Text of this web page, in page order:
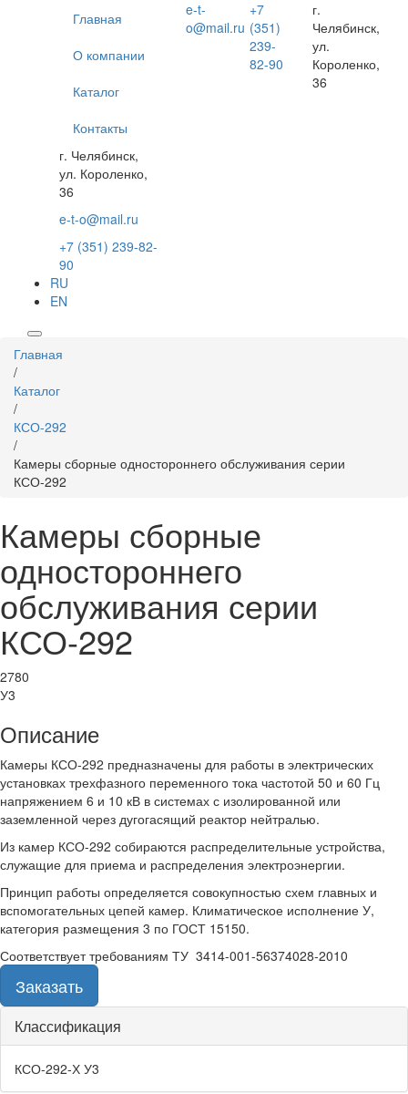
содержанию
Главная
О компании
Каталог
Контакты
г. Челябинск,
ул. Короленко,
36
e-t-o@mail.ru
+7 (351) 239-82-
90
e-t-
o@mail.ru
+7
(351)
239-
82-90
г.
Челябинск,
ул.
Короленко,
36
RU
EN
Вы
здесь
Главная
/
Каталог
/
КСО-292
/
Камеры сборные одностороннего обслуживания серии
КСО-292
Камеры сборные
одностороннего
обслуживания серии
КСО-292
2780
У3
Описание
Камеры КСО-292 предназначены для работы в электрических
установках трехфазного переменного тока частотой 50 и 60 Гц
напряжением 6 и 10 кВ в системах с изолированной или
заземленной через дугогасящий реактор нейтралью.
Из камер КСО-292 собираются распределительные устройства,
служащие для приема и распределения электроэнергии.
Принцип работы определяется совокупностью схем главных и
вспомогательных цепей камер. Климатическое исполнение У,
категория размещения 3 по ГОСТ 15150.
Соответствует требованиям ТУ 3414-001-56374028-2010
Заказать
Группа
вкладок
характеристик
Классификация
КСО-292-Х У3